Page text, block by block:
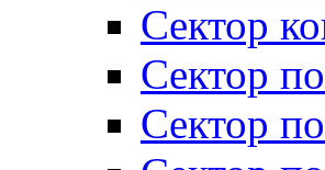
Сектор
Сектор
Сектор